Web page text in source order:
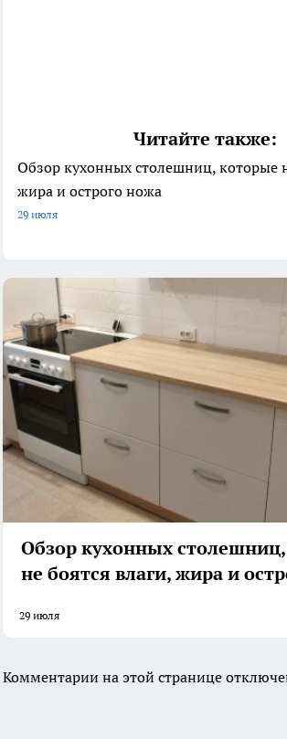
Читайте также:
Обзор кухонных столешниц, которые
жира и острого ножа
29 июля
Обзор кухонных
не боятся влаги, жира и
29 июля
Комментарии на этой странице